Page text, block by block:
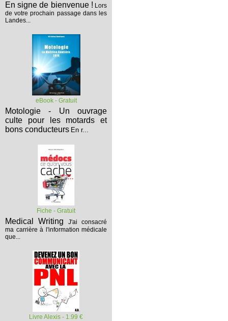
En signe de bienvenue ! Lors
de votre prochain passage dans les
Landes...
eBook - Gratuit
Motologie - Un ouvrage
culte pour les motards et
bons conducteurs En r...
Fiche - Gratuit
Medical Writing
J'ai consacré
ma carrière à l'information médicale
que...
Livre Alexis - 1.99 €